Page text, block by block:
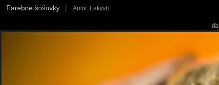
Farebne šošovky | Autor: Lakysh